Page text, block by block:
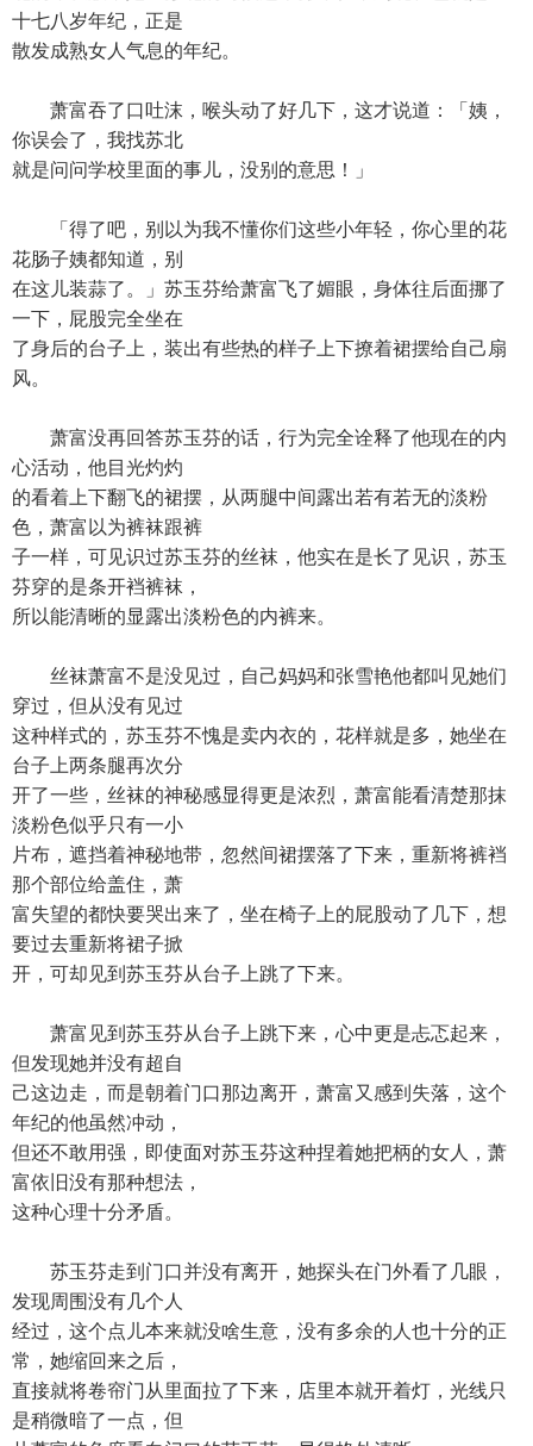
十七八岁年纪，正是
散发成熟女人气息的年纪。
萧富吞了口吐沫，喉头动了好几下，这才说道：「姨，
你误会了，我找苏北
就是问问学校里面的事儿，没别的意思！」
「得了吧，别以为我不懂你们这些小年轻，你心里的花
花肠子姨都知道，别
在这儿装蒜了。」苏玉芬给萧富飞了媚眼，身体往后面挪了
一下，屁股完全坐在
了身后的台子上，装出有些热的样子上下撩着裙摆给自己扇
风。
萧富没再回答苏玉芬的话，行为完全诠释了他现在的内
心活动，他目光灼灼
的看着上下翻飞的裙摆，从两腿中间露出若有若无的淡粉
色，萧富以为裤袜跟裤
子一样，可见识过苏玉芬的丝袜，他实在是长了见识，苏玉
芬穿的是条开裆裤袜，
所以能清晰的显露出淡粉色的内裤来。
丝袜萧富不是没见过，自己妈妈和张雪艳他都叫见她们
穿过，但从没有见过
这种样式的，苏玉芬不愧是卖内衣的，花样就是多，她坐在
台子上两条腿再次分
开了一些，丝袜的神秘感显得更是浓烈，萧富能看清楚那抹
淡粉色似乎只有一小
片布，遮挡着神秘地带，忽然间裙摆落了下来，重新将裤裆
那个部位给盖住，萧
富失望的都快要哭出来了，坐在椅子上的屁股动了几下，想
要过去重新将裙子掀
开，可却见到苏玉芬从台子上跳了下来。
萧富见到苏玉芬从台子上跳下来，心中更是忐忑起来，
但发现她并没有超自
己这边走，而是朝着门口那边离开，萧富又感到失落，这个
年纪的他虽然冲动，
但还不敢用强，即使面对苏玉芬这种捏着她把柄的女人，萧
富依旧没有那种想法，
这种心理十分矛盾。
苏玉芬走到门口并没有离开，她探头在门外看了几眼，
发现周围没有几个人
经过，这个点儿本来就没啥生意，没有多余的人也十分的正
常，她缩回来之后，
直接就将卷帘门从里面拉了下来，店里本就开着灯，光线只
是稍微暗了一点，但